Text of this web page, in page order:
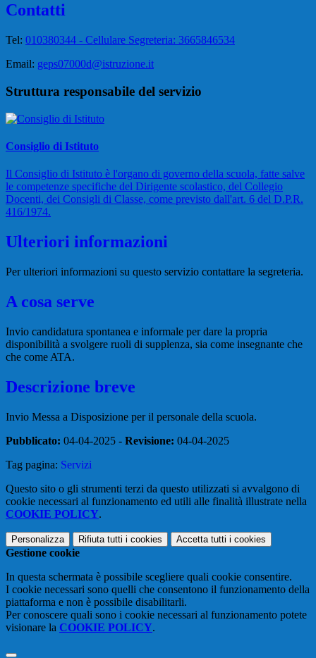
Contatti
Tel: 010380344 - Cellulare Segreteria: 3665846534
Email: geps07000d@istruzione.it
Struttura responsabile del servizio
Consiglio di Istituto
Il Consiglio di Istituto è l'organo di governo della scuola, fatte salve
le competenze specifiche del Dirigente scolastico, del Collegio
Docenti, dei Consigli di Classe, come previsto dall'art. 6 del D.P.R.
416/1974.
Ulteriori informazioni
Per ulteriori informazioni su questo servizio contattare la segreteria.
A cosa serve
Invio candidatura spontanea e informale per dare la propria
disponibilità a svolgere ruoli di supplenza, sia come insegnante che
che come ATA.
Descrizione breve
Invio Messa a Disposizione per il personale della scuola.
Pubblicato: 04-04-2025 - Revisione: 04-04-2025
Tag pagina: Servizi
Questo sito o gli strumenti terzi da questo utilizzati si avvalgono di
cookie necessari al funzionamento ed utili alle finalità illustrate nella
COOKIE POLICY.
Personalizza Rifiuta tutti i cookies Accetta tutti i cookies
Gestione cookie
In questa schermata è possibile scegliere quali cookie consentire.
I cookie necessari sono quelli che consentono il funzionamento della
piattaforma e non è possibile disabilitarli.
Per conoscere quali sono i cookie necessari al funzionamento potete
visionare la COOKIE POLICY.